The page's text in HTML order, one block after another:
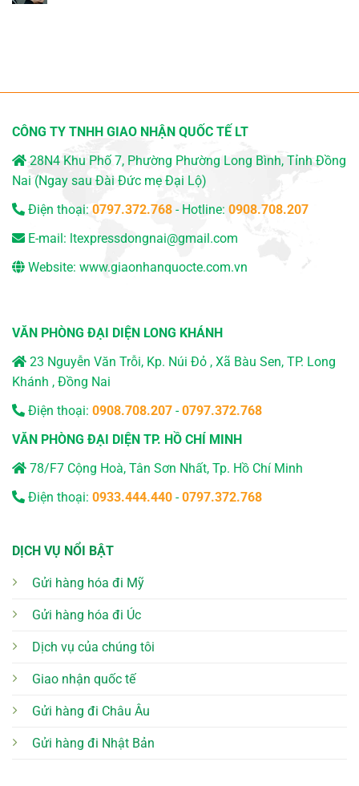
CÔNG TY TNHH GIAO NHẬN QUỐC TẾ LT
28N4 Khu Phố 7, Phường Phường Long Bình, Tỉnh Đồng
Nai (Ngay sau Đài Đức mẹ Đại Lộ)
Điện thoại: 0797.372.768 - Hotline: 0908.708.207
E-mail: ltexpressdongnai@gmail.com
Website: www.giaonhanquocte.com.vn
VĂN PHÒNG ĐẠI DIỆN LONG KHÁNH
23 Nguyễn Văn Trỗi, Kp. Núi Đỏ , Xã Bàu Sen, TP. Long
Khánh , Đồng Nai
Điện thoại: 0908.708.207 -0797.372.768
VĂN PHÒNG ĐẠI DIỆN TP. HỒ CHÍ MINH
78/F7 Cộng Hoà, Tân Sơn Nhất, Tp. Hồ Chí Minh
Điện thoại: 0933.444.440 -0797.372.768
DỊCH VỤ NỔI BẬT
Gửi hàng hóa đi Mỹ
Gửi hàng hóa đi Úc
Dịch vụ của chúng tôi
Giao nhận quốc tế
Gửi hàng đi Châu Âu
Gửi hàng đi Nhật Bản